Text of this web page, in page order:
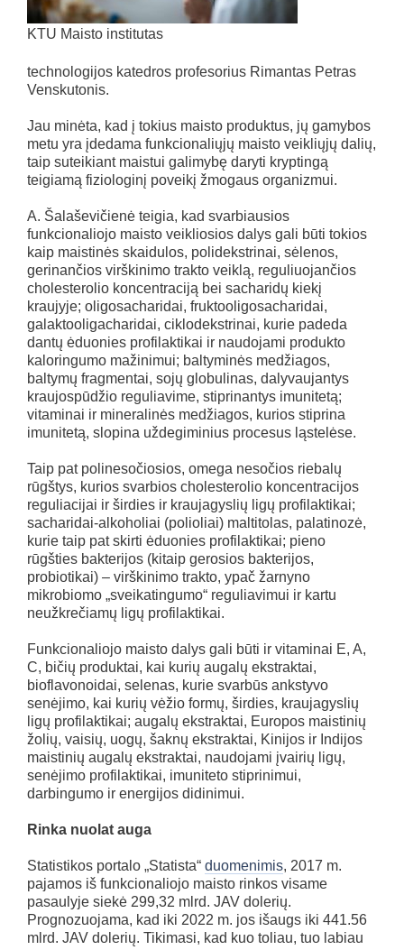
KTU Maisto institutas
technologijos katedros profesorius Rimantas Petras
Venskutonis.
Jau minėta, kad į tokius maisto produktus, jų gamybos
metu yra įdedama funkcionaliųjų maisto veikliųjų dalių,
taip suteikiant maistui galimybę daryti kryptingą
teigiamą fiziologinį poveikį žmogaus organizmui.
A. Šalaševičienė teigia, kad svarbiausios
funkcionaliojo maisto veikliosios dalys gali būti tokios
kaip maistinės skaidulos, polidekstrinai, sėlenos,
gerinančios virškinimo trakto veiklą, reguliuojančios
cholesterolio koncentraciją bei sacharidų kiekį
kraujyje; oligosacharidai, fruktooligosacharidai,
galaktooligacharidai, ciklodekstrinai, kurie padeda
dantų ėduonies profilaktikai ir naudojami produkto
kaloringumo mažinimui; baltyminės medžiagos,
baltymų fragmentai, sojų globulinas, dalyvaujantys
kraujospūdžio reguliavime, stiprinantys imunitetą;
vitaminai ir mineralinės medžiagos, kurios stiprina
imunitetą, slopina uždegiminius procesus ląstelėse.
Taip pat polinesočiosios, omega nesočios riebalų
rūgštys, kurios svarbios cholesterolio koncentracijos
reguliacijai ir širdies ir kraujagyslių ligų profilaktikai;
sacharidai-alkoholiai (polioliai) maltitolas, palatinozė,
kurie taip pat skirti ėduonies profilaktikai; pieno
rūgšties bakterijos (kitaip gerosios bakterijos,
probiotikai) – virškinimo trakto, ypač žarnyno
mikrobiomo „sveikatingumo“ reguliavimui ir kartu
neužkrečiamų ligų profilaktikai.
Funkcionaliojo maisto dalys gali būti ir vitaminai E, A,
C, bičių produktai, kai kurių augalų ekstraktai,
bioflavonoidai, selenas, kurie svarbūs ankstyvo
senėjimo, kai kurių vėžio formų, širdies, kraujagyslių
ligų profilaktikai; augalų ekstraktai, Europos maistinių
žolių, vaisių, uogų, šaknų ekstraktai, Kinijos ir Indijos
maistinių augalų ekstraktai, naudojami įvairių ligų,
senėjimo profilaktikai, imuniteto stiprinimui,
darbingumo ir energijos didinimui.
Rinka nuolat auga
Statistikos portalo „Statista“ duomenimis, 2017 m.
pajamos iš funkcionaliojo maisto rinkos visame
pasaulyje siekė 299,32 mlrd. JAV dolerių.
Prognozuojama, kad iki 2022 m. jos išaugs iki 441.56
mlrd. JAV dolerių. Tikimasi, kad kuo toliau, tuo labiau